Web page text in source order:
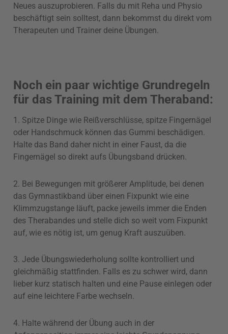
Neues auszuprobieren. Falls du mit Reha und Physio
beschäftigt sein solltest, dann bekommst du direkt vom
Therapeuten und Trainer deine Übungen.
Noch ein paar wichtige Grundregeln
für das Training mit dem Theraband:
1. Spitze Dinge wie Reißverschlüsse, spitze Fingernägel
oder Handschmuck können das Gummi beschädigen.
Halte das Band daher nicht in einer Faust, da die
Fingernägel so direkt aufs Übungsband drücken.
2. Bei Bewegungen mit größerer Amplitude, bei denen
das Gymnastikband über einen Fixpunkt wie eine
Klimmzugstange läuft, packe jeweils immer die Enden
des Therabandes und stelle dich so weit vom Fixpunkt
auf, wie es nötig ist, um genug Kraft auszuüben.
3. Jede Übungswiederholung sollte kontrolliert und
gleichmäßig stattfinden. Falls es zu schwer wird, dann
lieber kurz statisch halten und eine Pause einlegen oder
auf eine leichtere Farbe wechseln.
4. Halte während der Übung auch in der